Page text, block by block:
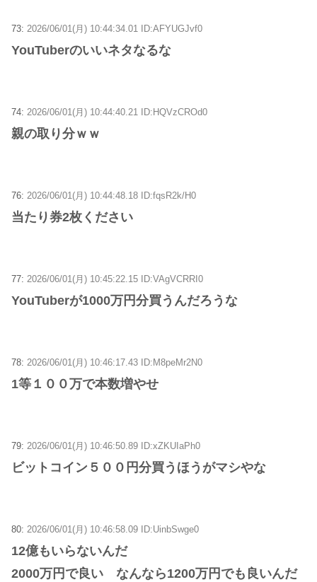
73: 2026/06/01(月) 10:44:34.01 ID:AFYUGJvf0
YouTuberのいいネタなるな
74: 2026/06/01(月) 10:44:40.21 ID:HQVzCROd0
親の取り分ｗｗ
76: 2026/06/01(月) 10:44:48.18 ID:fqsR2k/H0
当たり券2枚ください
77: 2026/06/01(月) 10:45:22.15 ID:VAgVCRRI0
YouTuberが1000万円分買うんだろうな
78: 2026/06/01(月) 10:46:17.43 ID:M8peMr2N0
1等１００万で本数増やせ
79: 2026/06/01(月) 10:46:50.89 ID:xZKUIaPh0
ビットコイン５００円分買うほうがマシやな
80: 2026/06/01(月) 10:46:58.09 ID:UinbSwge0
12億もいらないんだ
2000万円で良い なんなら1200万円でも良いんだ